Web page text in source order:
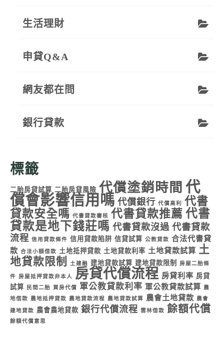
生活理財
申貸Q&A
網友都在問
銀行貸款
標籤
二胎房貸試算 二胎房貸風險 代償塗銷時間 代
償會影響信用嗎 代償銀行 代償高利
代書
貸款安全嗎 代書貸款審核 代書貸款推薦 代書
貸款是地下錢莊嗎 代書貸款沒過 代書貸款
流程 信用貸款條件 信用貸款陷阱 信貸試算 公教貸款 合法代書貸
款 合法小額借款 土地抵押貸款 土地貸款利率 土地貸款試算 土
地貸款限制
土建融 建地貸款試算 建地貸款限制 房屋二胎條
件 房屋抵押貸款非本人 房貸代償流程 房貸利率 房貸
試算
民間二胎 買房代償 軍公教貸款利率 軍公教貸款試算
農
地借款
農地抵押貸款 農地貸款流程 農地貸款試算 農會土地貸款 農會
建地貸款 農會農地貸款 銀行代償流程 雲林借款 餘額代償
餘額代償意思